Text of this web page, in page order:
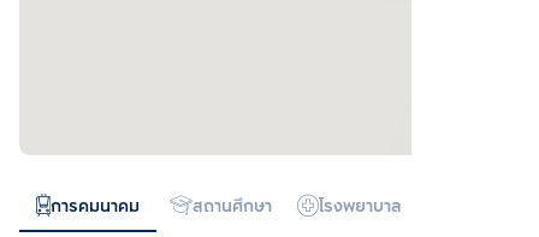
การคมนาคม สถานศึกษา โรงพยาบาล